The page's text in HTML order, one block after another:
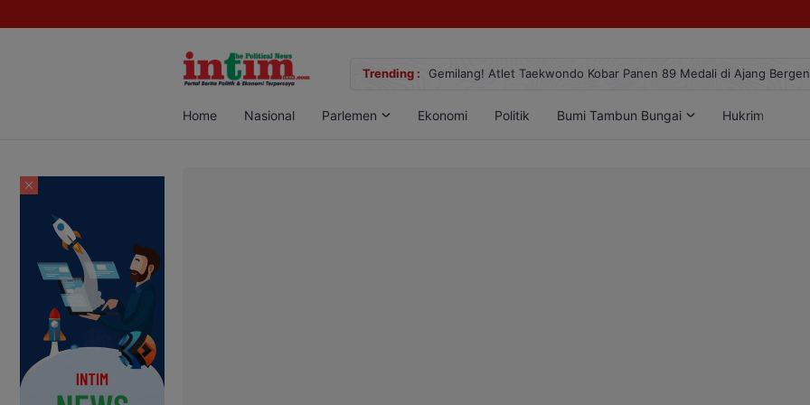
Trending :
Sabu di Pangkalan Bun, Dua Pelaku Diamankan Gemilang! Atlet Taekwondo Kobar Panen 89 Medali di Ajang
Home Nasional Parlemen Ekonomi Politik Bumi Tambun Bungai Hukrim